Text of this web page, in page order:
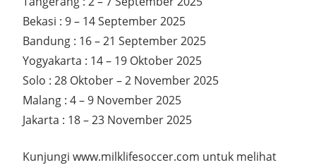
Bekasi : 9 – 14 September 2025
Bandung : 16 – 21 September 2025
Yogyakarta : 14 – 19 Oktober 2025
Solo : 28 Oktober – 2 November 2025
Malang : 4 – 9 November 2025
Jakarta : 18 – 23 November 2025
Kunjungi www.milklifesoccer.com untuk melihat